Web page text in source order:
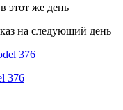
этот же день
на следующий день
376